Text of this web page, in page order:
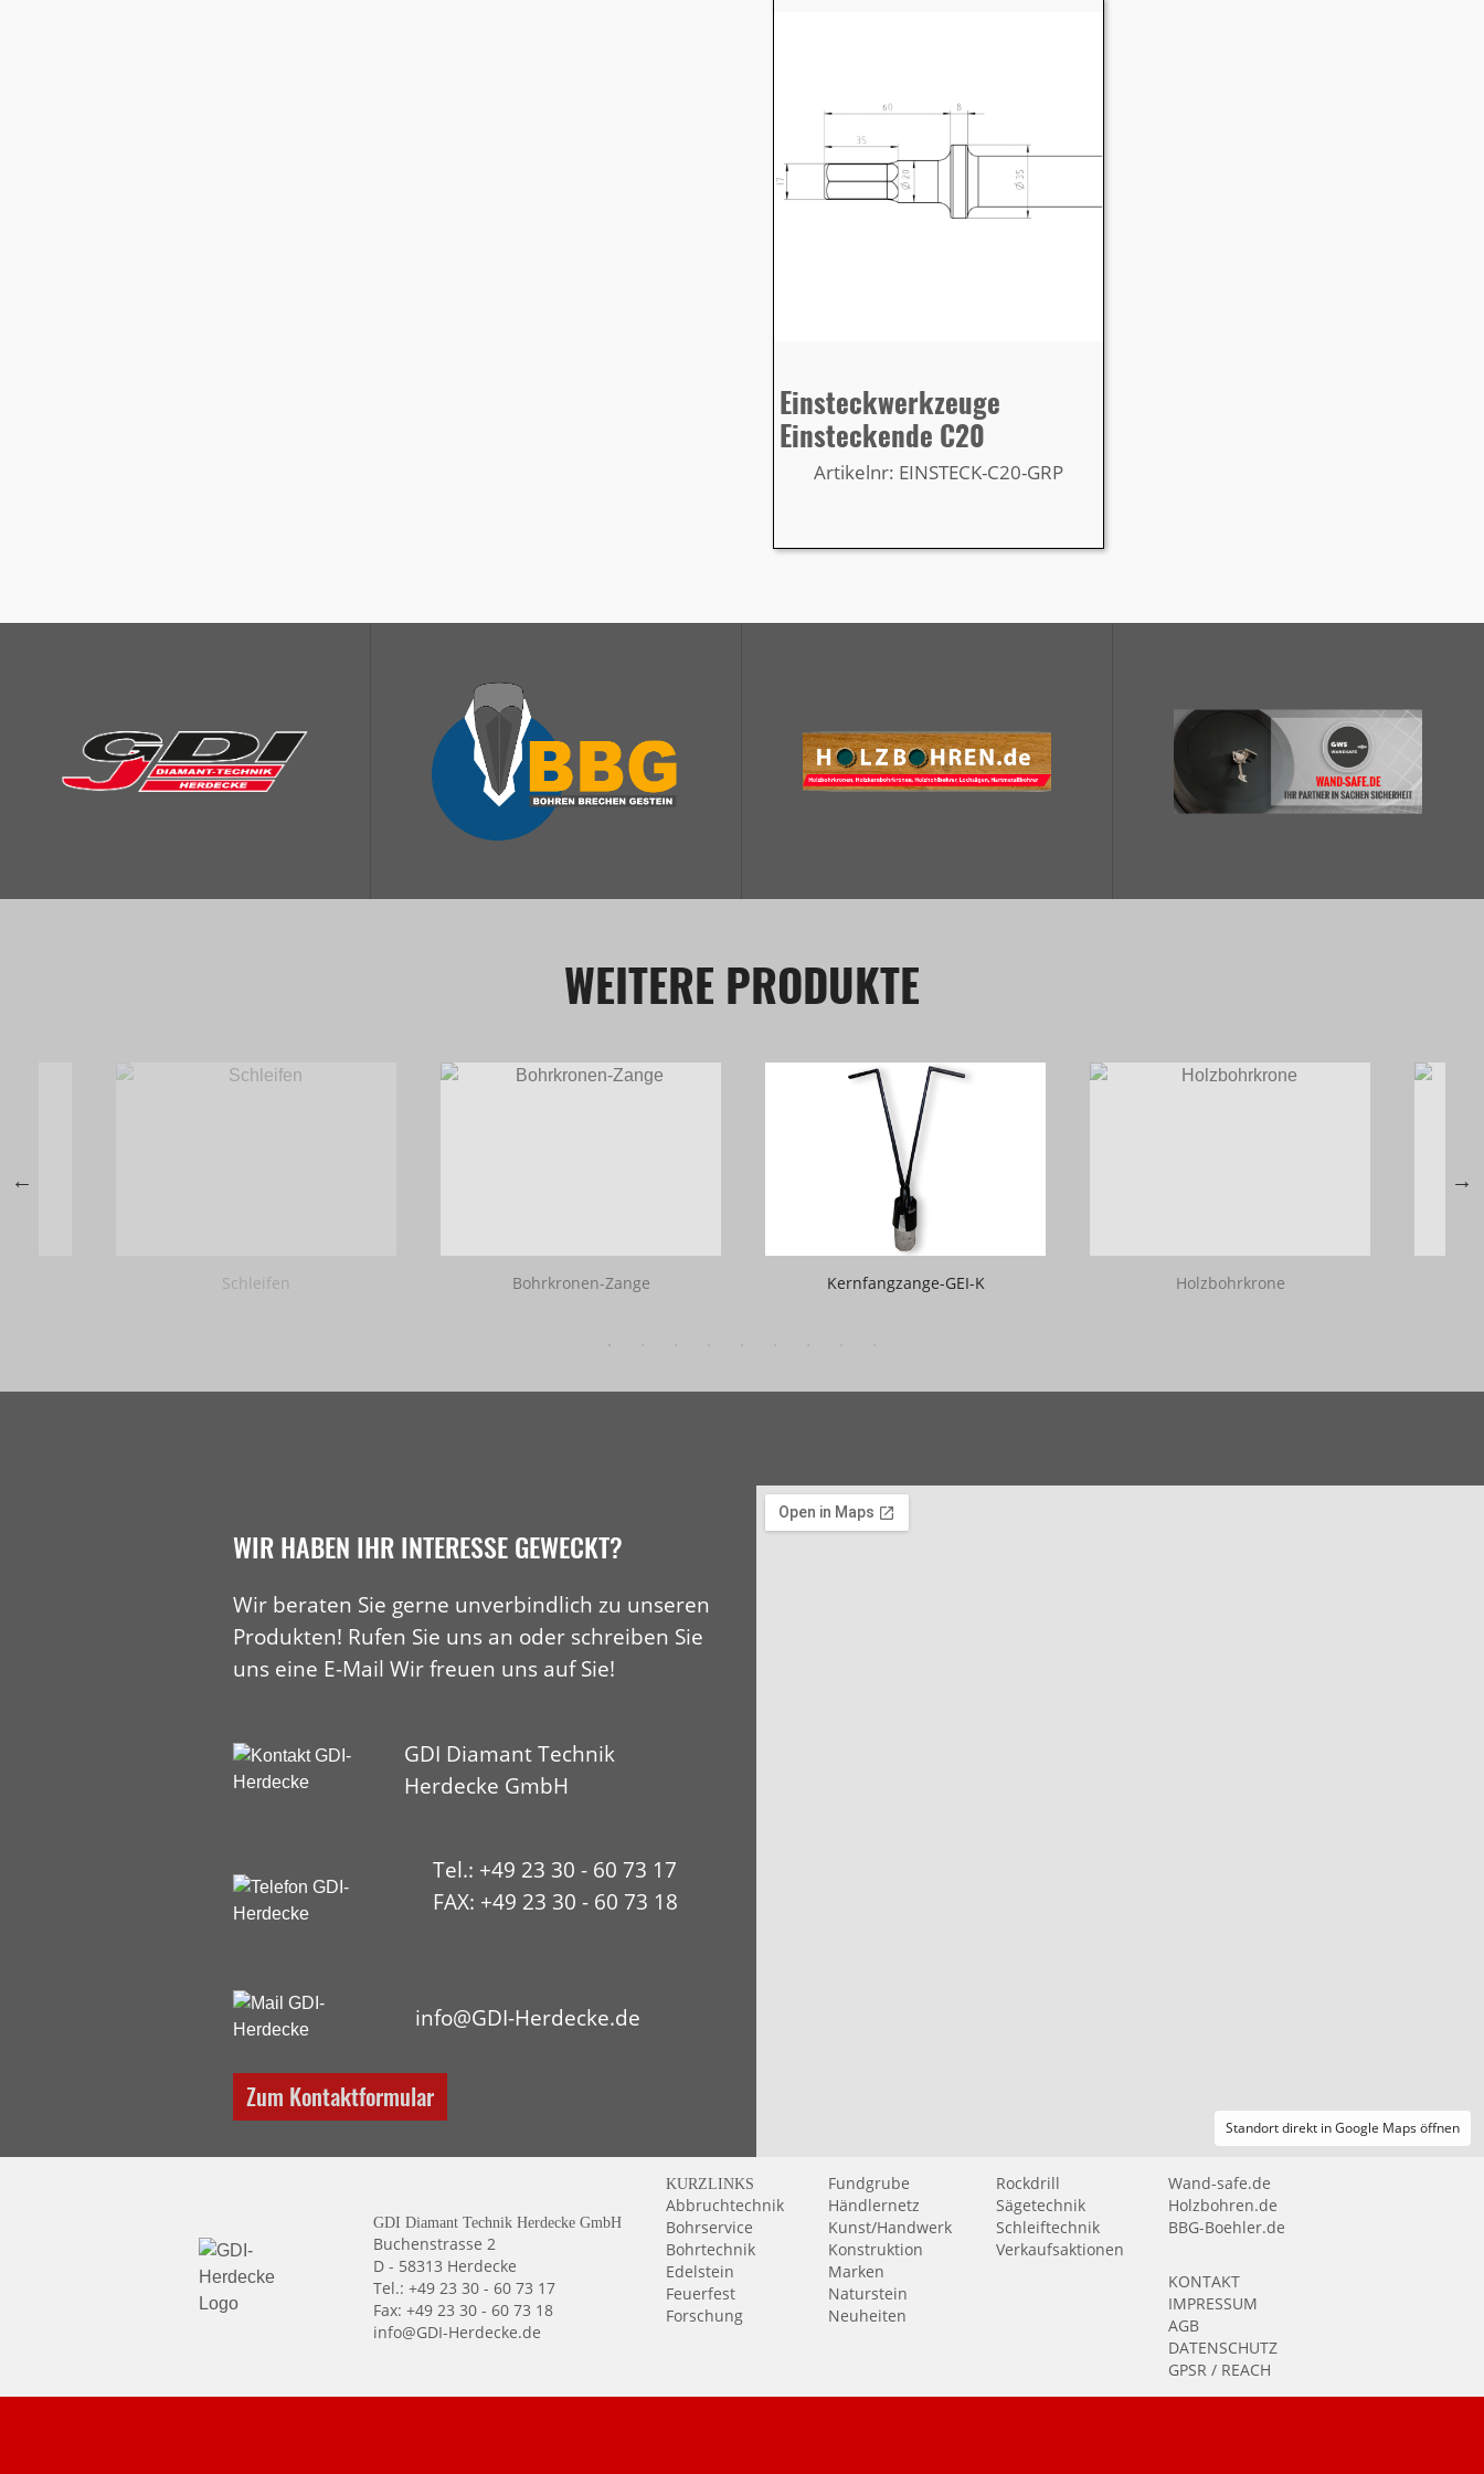
Einsteckwerkzeuge
Einsteckende C20
Artikelnr: EINSTECK-C20-GRP
WEITERE PRODUKTE
Schleifen Bohrkronen-Zange Kernfangzange-GEI-K Holzbohrkrone
WIR HABEN IHR INTERESSE GEWECKT?
Wir beraten Sie gerne unverbindlich zu unseren
Produkten! Rufen Sie uns an oder schreiben Sie
uns eine E-Mail Wir freuen uns auf Sie!
GDI Diamant Technik
Herdecke GmbH
Tel.: +49 23 30 - 60 73 17
FAX: +49 23 30 - 60 73 18
info@GDI-Herdecke.de
Zum Kontaktformular
Standort direkt in Google Maps öffnen
GDI Diamant Technik Herdecke GmbH
Buchenstrasse 2
D - 58313 Herdecke
Tel.: +49 23 30 - 60 73 17
Fax: +49 23 30 - 60 73 18
info@GDI-Herdecke.de
KURZLINKS
Abbruchtechnik
Bohrservice
Bohrtechnik
Edelstein
Feuerfest
Forschung
Fundgrube
Händlernetz
Kunst/Handwerk
Konstruktion
Marken
Naturstein
Neuheiten
Rockdrill
Sägetechnik
Schleiftechnik
Verkaufsaktionen
Wand-safe.de
Holzbohren.de
BBG-Boehler.de
KONTAKT
IMPRESSUM
AGB
DATENSCHUTZ
GPSR / REACH